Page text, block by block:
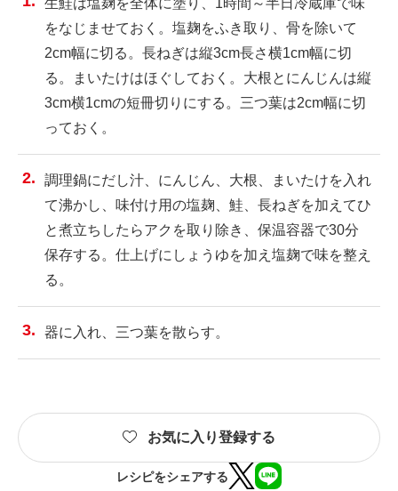
生鮭は塩麹を全体に塗り、1時間～半日冷蔵庫で味
をなじませておく。塩麹をふき取り、骨を除いて
2cm幅に切る。長ねぎは縦3cm長さ横1cm幅に切
る。まいたけはほぐしておく。大根とにんじんは縦
3cm横1cmの短冊切りにする。三つ葉は2cm幅に切
っておく。
調理鍋にだし汁、にんじん、大根、まいたけを入れ
て沸かし、味付け用の塩麹、鮭、長ねぎを加えてひ
と煮立ちしたらアクを取り除き、保温容器で30分
保存する。仕上げにしょうゆを加え塩麹で味を整え
る。
器に入れ、三つ葉を散らす。
お気に入り登録する
レシピをシェアする